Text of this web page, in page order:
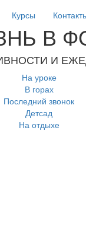
Курсы
В
И
На уроке
В горах
Последний звонок
Детсад
На отдыхе